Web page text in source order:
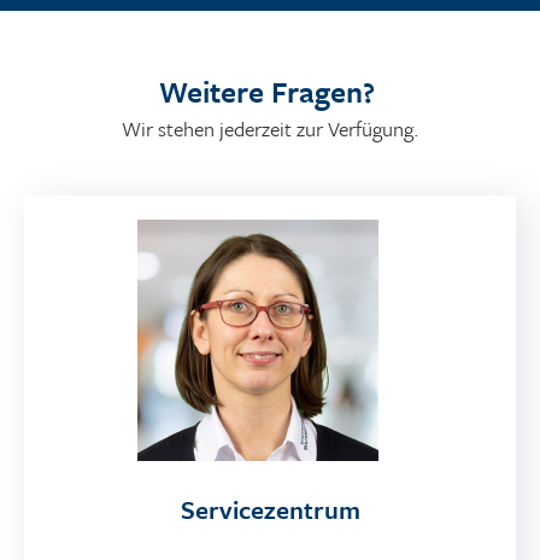
Weitere Fragen?
Wir stehen jederzeit zur Verfügung.
Servicezentrum